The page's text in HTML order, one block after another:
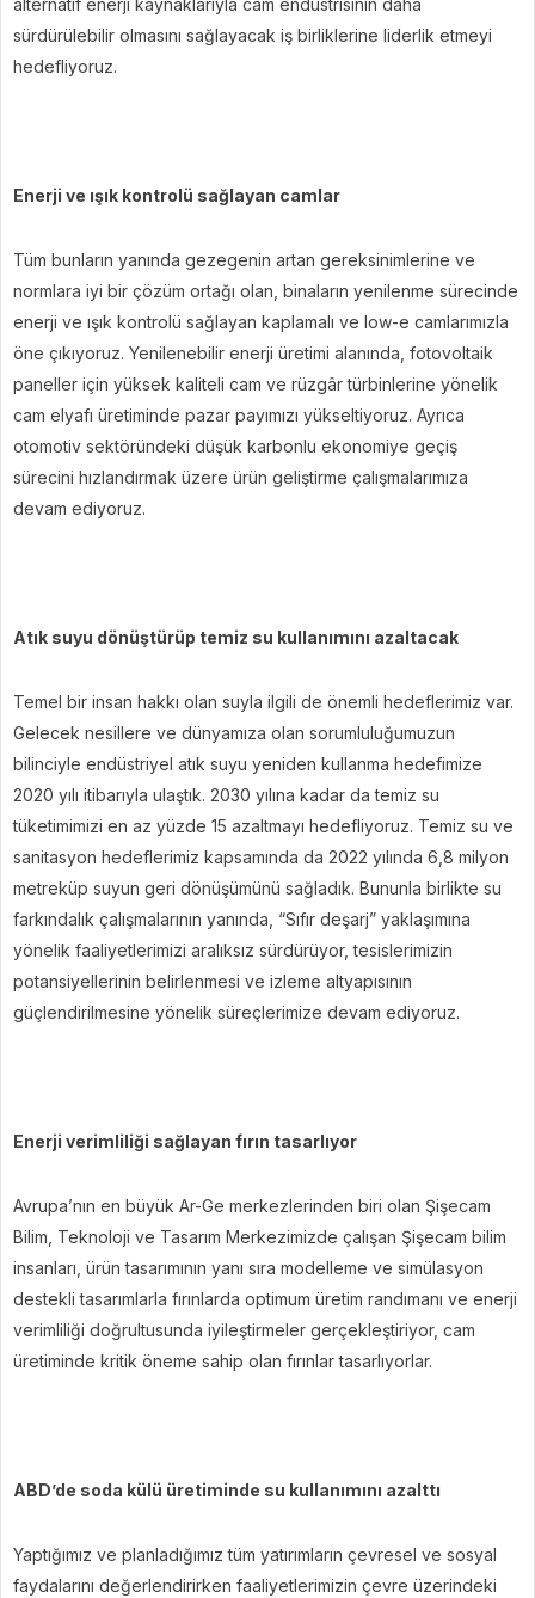
sürdürülebilir olmasını sağlayacak iş birliklerine liderlik etmeyi
hedefliyoruz.
Enerji ve ışık kontrolü sağlayan camlar
Tüm bunların yanında gezegenin artan gereksinimlerine ve
normlara iyi bir çözüm ortağı olan, binaların yenilenme sürecinde
enerji ve ışık kontrolü sağlayan kaplamalı ve low-e camlarımızla
öne çıkıyoruz. Yenilenebilir enerji üretimi alanında, fotovoltaik
paneller için yüksek kaliteli cam ve rüzgâr türbinlerine yönelik
cam elyafı üretiminde pazar payımızı yükseltiyoruz. Ayrıca
otomotiv sektöründeki düşük karbonlu ekonomiye geçiş
sürecini hızlandırmak üzere ürün geliştirme çalışmalarımıza
devam ediyoruz.
Atık suyu dönüştürüp temiz su kullanımını azaltacak
Temel bir insan hakkı olan suyla ilgili de önemli hedeflerimiz var.
Gelecek nesillere ve dünyamıza olan sorumluluğumuzun
bilinciyle endüstriyel atık suyu yeniden kullanma hedefimize
2020 yılı itibarıyla ulaştık. 2030 yılına kadar da temiz su
tüketimimizi en az yüzde 15 azaltmayı hedefliyoruz. Temiz su ve
sanitasyon hedeflerimiz kapsamında da 2022 yılında 6,8 milyon
metreküp suyun geri dönüşümünü sağladık. Bununla birlikte su
farkındalık çalışmalarının yanında, “Sıfır deşarj” yaklaşımına
yönelik faaliyetlerimizi aralıksız sürdürüyor, tesislerimizin
potansiyellerinin belirlenmesi ve izleme altyapısının
güçlendirilmesine yönelik süreçlerimize devam ediyoruz.
Enerji verimliliği sağlayan fırın tasarlıyor
Avrupa’nın en büyük Ar-Ge merkezlerinden biri olan Şişecam
Bilim, Teknoloji ve Tasarım Merkezimizde çalışan Şişecam bilim
insanları, ürün tasarımının yanı sıra modelleme ve simülasyon
destekli tasarımlarla fırınlarda optimum üretim randımanı ve enerji
verimliliği doğrultusunda iyileştirmeler gerçekleştiriyor, cam
üretiminde kritik öneme sahip olan fırınlar tasarlıyorlar.
ABD’de soda külü üretiminde su kullanımını azalttı
Yaptığımız ve planladığımız tüm yatırımların çevresel ve sosyal
faydalarını değerlendirirken faaliyetlerimizin çevre üzerindeki